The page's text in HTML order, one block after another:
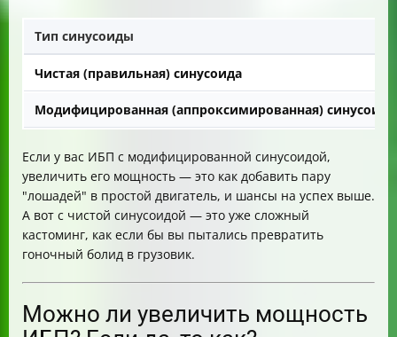
Тип синусоиды
Чистая (правильная) синусоида
Модифицированная (аппроксимированная) синусоида
Если у вас ИБП с модифицированной синусоидой,
увеличить его мощность — это как добавить пару
"лошадей" в простой двигатель, и шансы на успех выше.
А вот с чистой синусоидой — это уже сложный
кастоминг, как если бы вы пытались превратить
гоночный болид в грузовик.
Можно ли увеличить мощность